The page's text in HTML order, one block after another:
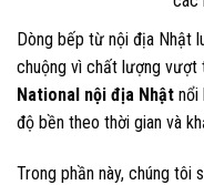
Dòng bếp từ nội địa Nhật
chuộng vì chất lượng vượt
National nội địa Nhật nổi
độ bền theo thời gian và
Trong phần này, chúng